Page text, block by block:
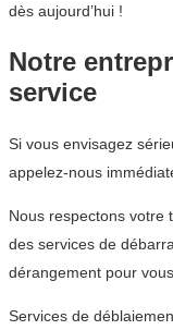
dès aujourd’hui !
Notre
service
Si vous envisagez
appelez-nous
Nous respectons votre
des services de
dérangement pour
Services de